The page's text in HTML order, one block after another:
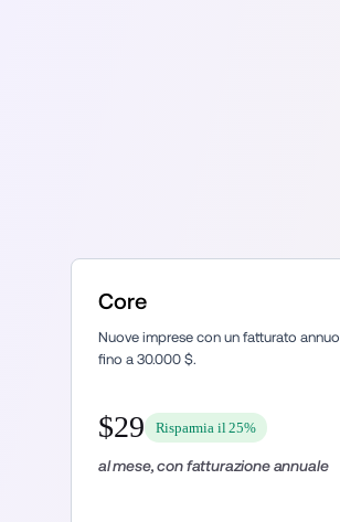
Core
Nuove imprese con un fatturato annuo
fino a 30.000 $.
$29 Risparmia il 25%
al mese, con fatturazione annuale